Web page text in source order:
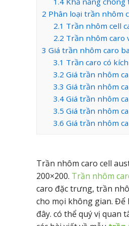
2 Phân loại trần nhôm
2.1 Trần nhôm cell
2.2 Trần nhôm caro
3 Giá trần nhôm caro
3.1 Trần caro có
3.2 Giá trần nhôm
3.3 Giá trần nhôm
3.4Giá trần nhôm
3.5 Giá trần nhôm
3.6 Giá trần nhôm
Trần nhôm caro cell
200×200. Trần nhôm
caro đặc trưng, trần
cho mọi không gian. Để
đây. có thể quý vị quan